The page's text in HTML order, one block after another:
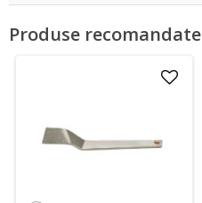
Produse recomandate